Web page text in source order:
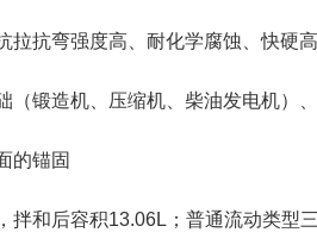
拉抗弯强度高、耐化学腐蚀、快硬
（锻造机、压缩机、柴油发电机）
的锚固
拌和后容积13.06L；普通流动类型